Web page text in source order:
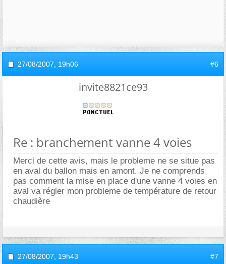
27/08/2007, 19h06 #6
invite8821ce93
Re : branchement vanne 4 voies
Merci de cette avis, mais le probleme ne se situe pas
en aval du ballon mais en amont. Je ne comprends
pas comment la mise en place d'une vanne 4 voies en
aval va régler mon probleme de température de retour
chaudière
27/08/2007, 19h43 #7